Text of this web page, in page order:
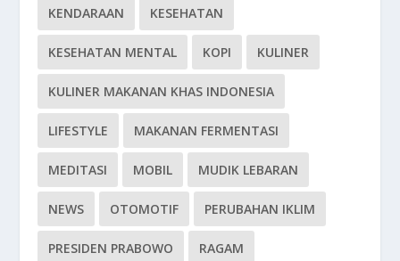
KENDARAAN KESEHATAN
KESEHATAN MENTAL KOPI KULINER
KULINER MAKANAN KHAS INDONESIA
LIFESTYLE MAKANAN FERMENTASI
MEDITASI MOBIL MUDIK LEBARAN
NEWS OTOMOTIF PERUBAHAN IKLIM
PRESIDEN PRABOWO RAGAM